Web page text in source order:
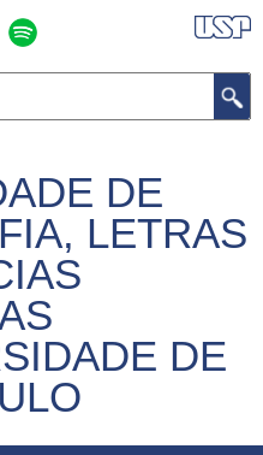
DE
LETRAS
DE